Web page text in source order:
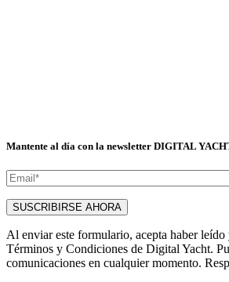
Mantente al día con la newsletter DIGITAL
Al enviar este formulario, acepta haber
Términos y Condiciones de Digital Yacht.
comunicaciones en cualquier momento.